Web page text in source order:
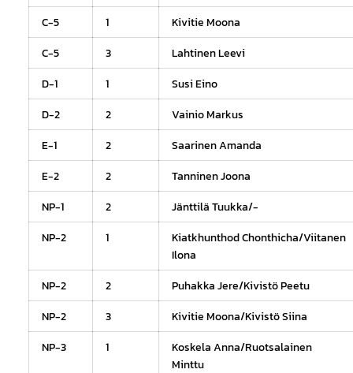
C-5 1
Kivitie Moona
C-5
3
Lahtinen Leevi
D-1
1
Susi Eino
D-2
2
Vainio Markus
E-1
2
Saarinen Amanda
E-2
2
Tanninen Joona
NP-1
2
Jänttilä Tuukka/-
NP-2
1
Kiatkhunthod Chonthicha/Viitanen
Ilona
NP-2
2
Puhakka Jere/Kivistö Peetu
NP-2
3
Kivitie Moona/Kivistö Siina
NP-3
1
Koskela Anna/Ruotsalainen
Minttu